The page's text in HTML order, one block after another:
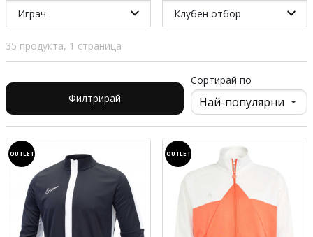
Играч Клубен отбор
35 продукта, 1 страница
Филтрирай
Сортирай по
OUTLET OUTLET